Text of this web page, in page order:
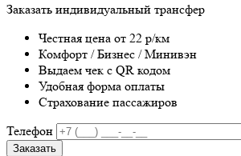
Заказать индивидуальный трансфер
Честная цена от 22 р/км
Комфорт / Бизнес / Минивэн
Выдаем чек с QR кодом
Удобная форма оплаты
Страхование пассажиров
Телефон